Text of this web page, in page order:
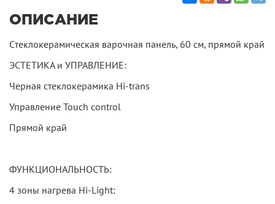
ОПИСАНИЕ
Cтеклокерамическая варочная панель, 60 см, прямой край
ЭСТЕТИКА и УПРАВЛЕНИЕ:
Черная стеклокерамика Hi-trans
Управление Touch control
Прямой край
ФУНКЦИОНАЛЬНОСТЬ:
4 зоны нагрева Hi-Light: